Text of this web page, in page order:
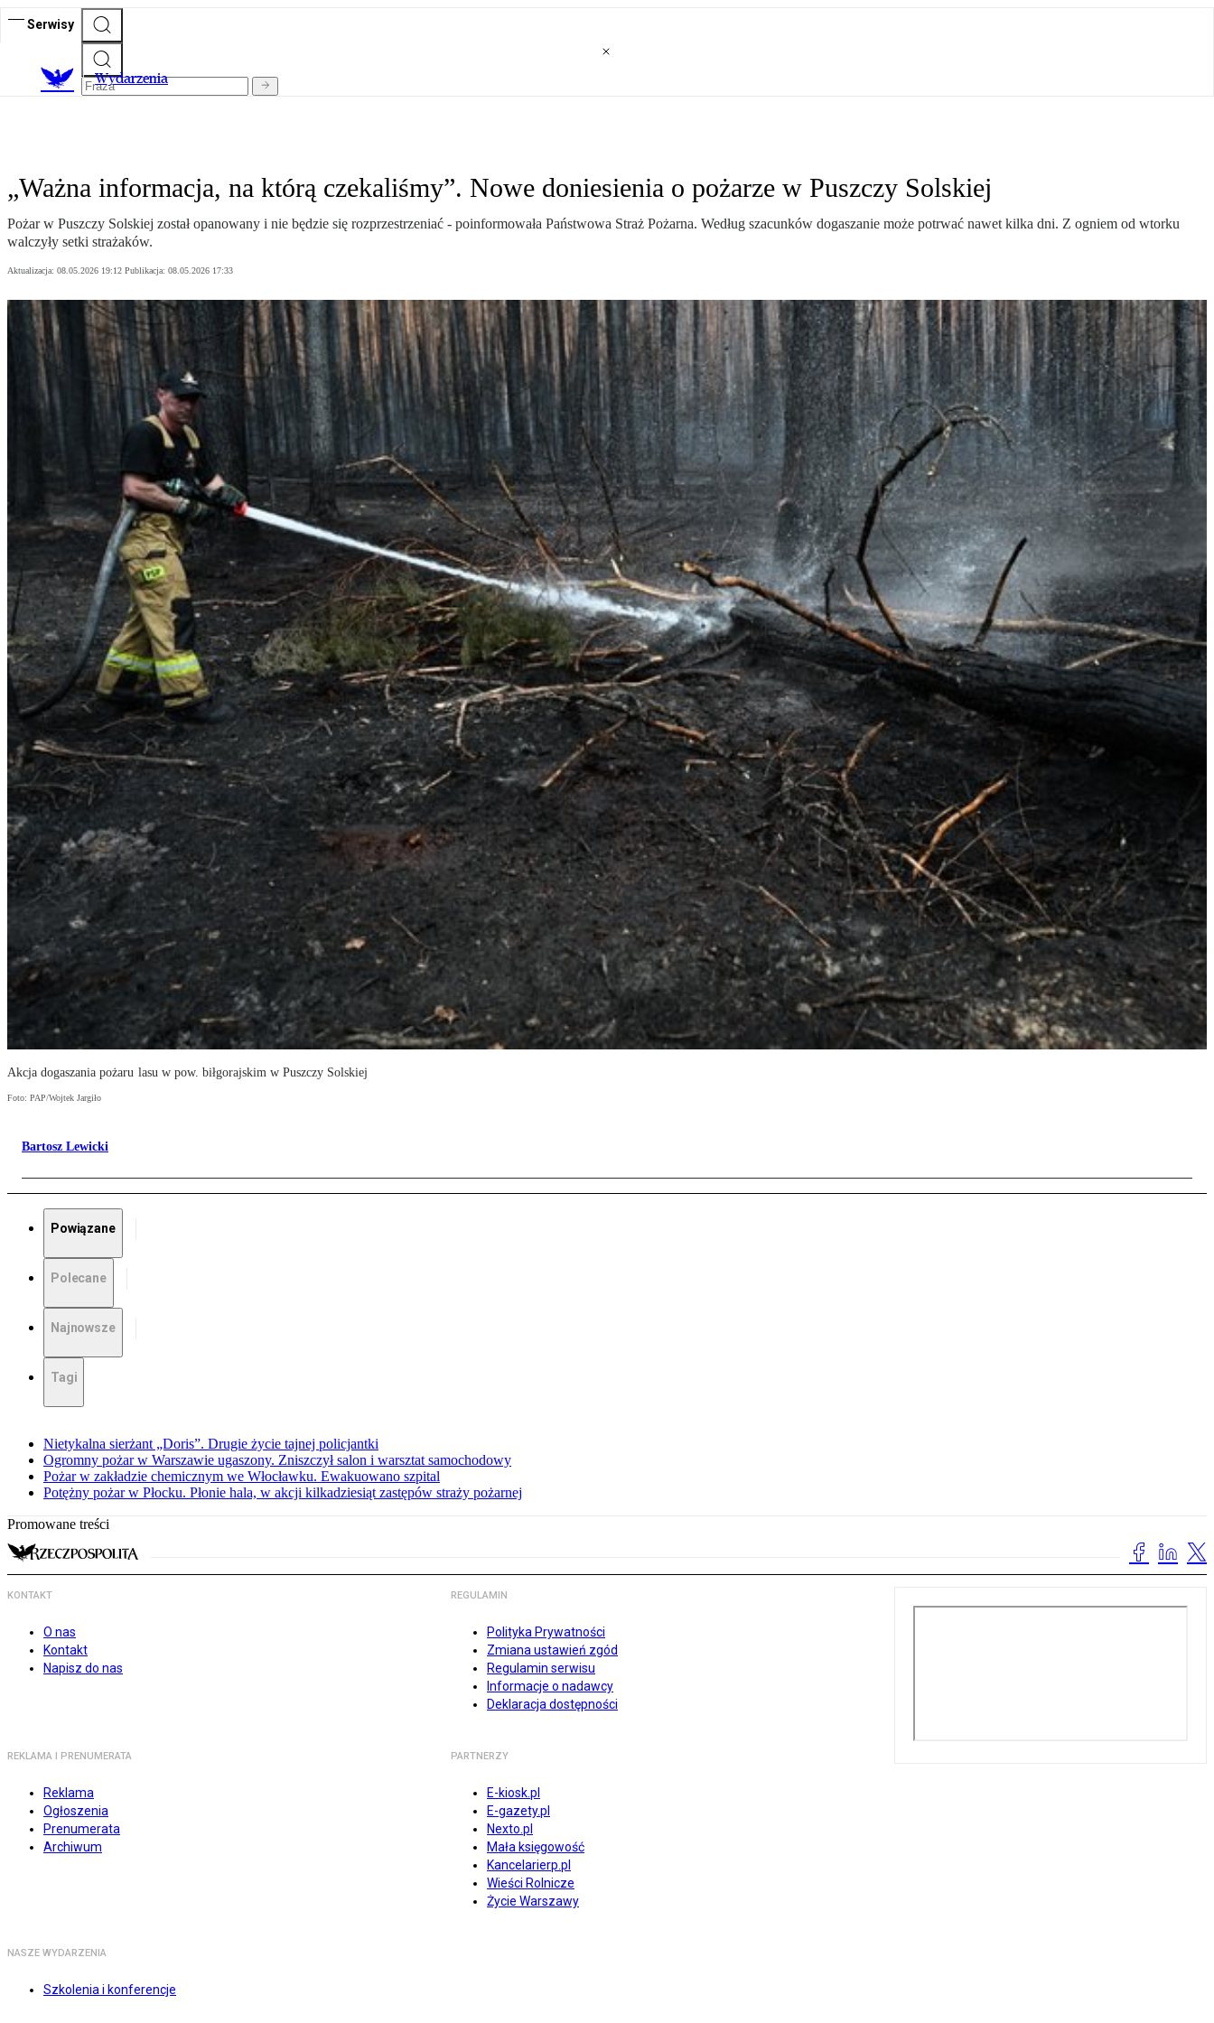
Serwisy
Wydarzenia
„Ważna informacja, na którą czekaliśmy”. Nowe doniesienia o pożarze w Puszczy Solskiej
Pożar w Puszczy Solskiej został opanowany i nie będzie się rozprzestrzeniać - poinformowała Państwowa Straż Pożarna. Według szacunków dogaszanie może potrwać nawet kilka dni. Z ogniem od wtorku
walczyły setki strażaków.
Aktualizacja: 08.05.2026 19:12 Publikacja: 08.05.2026 17:33
Akcja dogaszania pożaru lasu w pow. biłgorajskim w Puszczy Solskiej
Foto: PAP/Wojtek Jargiło
Bartosz Lewicki
Powiązane
Polecane
Najnowsze
Tagi
Nietykalna sierżant „Doris”. Drugie życie tajnej policjantki
Ogromny pożar w Warszawie ugaszony. Zniszczył salon i warsztat samochodowy
Pożar w zakładzie chemicznym we Włocławku. Ewakuowano szpital
Potężny pożar w Płocku. Płonie hala, w akcji kilkadziesiąt zastępów straży pożarnej
Promowane treści
KONTAKT
O nas
Kontakt
Napisz do nas
REGULAMIN
Polityka Prywatności
Zmiana ustawień zgód
Regulamin serwisu
Informacje o nadawcy
Deklaracja dostępności
REKLAMA I PRENUMERATA
Reklama
Ogłoszenia
Prenumerata
Archiwum
PARTNERZY
E-kiosk.pl
E-gazety.pl
Nexto.pl
Mała księgowość
Kancelarierp.pl
Wieści Rolnicze
Życie Warszawy
NASZE WYDARZENIA
Szkolenia i konferencje